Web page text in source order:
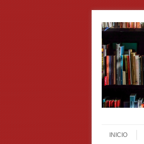
Menu
INICIO